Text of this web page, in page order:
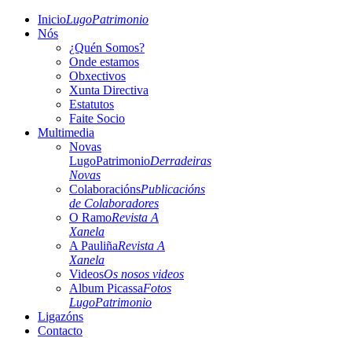
InicioLugoPatrimonio
Nós
¿Quén Somos?
Onde estamos
Obxectivos
Xunta Directiva
Estatutos
Faite Socio
Multimedia
Novas
LugoPatrimonioDerradeiras
Novas
ColaboraciónsPublicacións
de Colaboradores
O RamoRevista A
Xanela
A PauliñaRevista A
Xanela
VideosOs nosos videos
Album PicassaFotos
LugoPatrimonio
Ligazóns
Contacto